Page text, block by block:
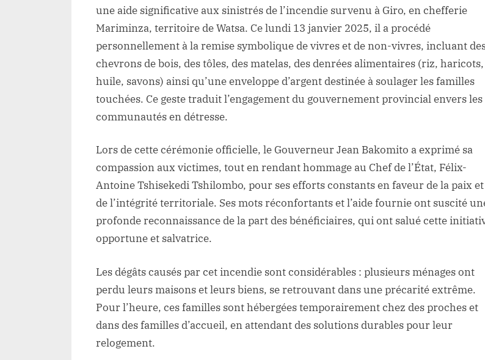
Le
Gouverneur
vole
à
la
rescousse
de
2.000
de
Giro
une aide significative aux sinistrés de l’incendie survenu à Giro, en chefferie
Mariminza, territoire de Watsa. Ce lundi 13 janvier 2025, il a procédé
personnellement à la remise symbolique de vivres et de non-vivres, incluant
chevrons de bois, des tôles, des matelas, des denrées alimentaires (riz, haricots,
huile, savons) ainsi qu’une enveloppe d’argent destinée à soulager les familles
touchées. Ce geste traduit l’engagement du gouvernement provincial envers les
communautés en détresse.
Lors de cette cérémonie officielle, le Gouverneur Jean Bakomito a exprimé sa
compassion aux victimes, tout en rendant hommage au Chef de l’État, Félix-
Antoine Tshisekedi Tshilombo, pour ses efforts constants en faveur de la paix et
de l’intégrité territoriale. Ses mots réconfortants et l’aide fournie ont suscité
profonde reconnaissance de la part des bénéficiaires, qui ont salué cette
opportune et salvatrice.
Les dégâts causés par cet incendie sont considérables : plusieurs ménages ont
perdu leurs maisons et leurs biens, se retrouvant dans une précarité extrême.
Pour l’heure, ces familles sont hébergées temporairement chez des proches et
dans des familles d’accueil, en attendant des solutions durables pour leur
relogement.